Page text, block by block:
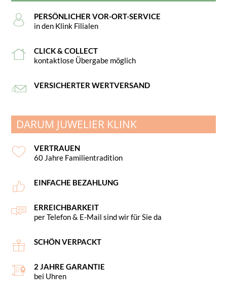
PERSÖNLICHER VOR-ORT-SERVICE
in den Klink Filialen
CLICK & COLLECT
kontaktlose Übergabe möglich
VERSICHERTER WERTVERSAND
DARUM JUWELIER KLINK
VERTRAUEN
60 Jahre Familientradition
EINFACHE BEZAHLUNG
ERREICHBARKEIT
per Telefon & E-Mail sind wir für Sie da
SCHÖN VERPACKT
2 JAHRE GARANTIE
bei Uhren